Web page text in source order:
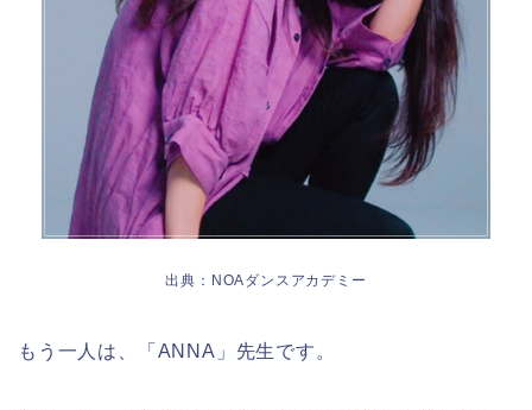
出典：NOAダンスアカデミー
もう一人は、「ANNA」先生です。